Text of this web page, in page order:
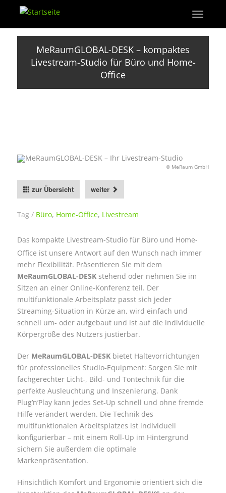
Direkt
Inhalt
Toggle
MeRaumGLOBAL-DESK – kompaktes
Livestream-Studio für Büro und Home-
Office
© MeRaum GmbH
zur Übersicht weiter
Tag Büro, Home-Office, Livestream
Das kompakte Livestream-Studio für Büro und Home-
Office ist unsere Antwort auf den Wunsch nach immer
mehr Flexibilität. Präsentieren Sie mit dem
MeRaumGLOBAL-DESK stehend oder nehmen Sie im
Sitzen an einer Online-Konferenz teil. Der
multifunktionale Arbeitsplatz passt sich jeder
Streaming-Situation in Kürze an, wird einfach und
schnell um- oder aufgebaut und ist auf die individuelle
Körpergröße des Nutzers justierbar.
Der MeRaumGLOBAL-DESK bietet Haltevorrichtungen
für professionelles Studio-Equipment: Sorgen Sie mit
fachgerechter Licht-, Bild- und Tontechnik für die
perfekte Ausleuchtung und Inszenierung. Dank
Plug’n’Play kann jedes Set-Up schnell und ohne fremde
Hilfe verändert werden. Die Technik des
multifunktionalen Arbeitsplatzes ist individuell
konfigurierbar – mit einem Roll-Up im Hintergrund
sichern Sie außerdem die optimale
Markenpräsentation.
Hinsichtlich Komfort und Ergonomie orientiert sich die